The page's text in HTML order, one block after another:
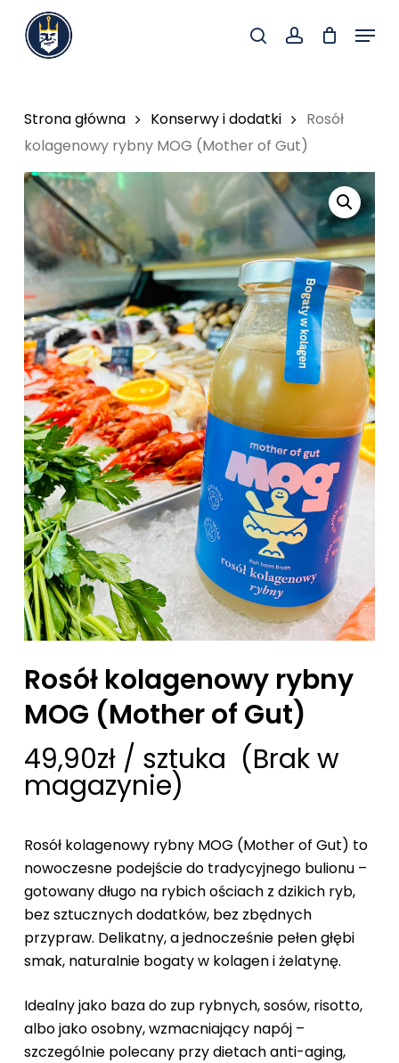
main
searchaccount
Menu
Strona główna Konserwy i dodatki
Rosół
kolagenowy rybny MOG (Mother of Gut)
Rosół kolagenowy rybny
MOG (Mother of Gut)
49,90zł / sztuka (Brak w
magazynie)
Rosół kolagenowy rybny MOG (Mother of Gut) to
nowoczesne podejście do tradycyjnego bulionu –
gotowany długo na rybich ościach z dzikich ryb,
bez sztucznych dodatków, bez zbędnych
przypraw. Delikatny, a jednocześnie pełen głębi
smak, naturalnie bogaty w kolagen i żelatynę.
Idealny jako baza do zup rybnych, sosów, risotto,
albo jako osobny, wzmacniający napój –
szczególnie polecany przy dietach anti-aging,